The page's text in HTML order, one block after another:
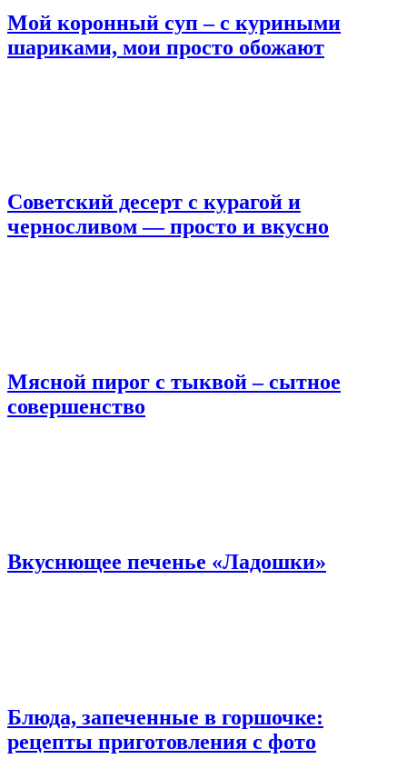
Мой коронный суп – с куриными
шариками, мои просто обожают
Советский десерт с курагой и
черносливом — просто и вкусно
Мясной пирог с тыквой – сытное
совершенство
Вкуснющее печенье «Ладошки»
Блюда, запеченные в горшочке:
рецепты приготовления с фото